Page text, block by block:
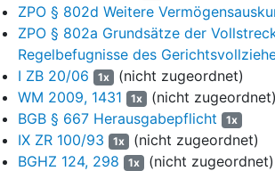
6 Die Schwärzung der gemäß § 802l Abs.
durch den Gerichtsvollzieher vom
Steuern erhobenen Kontodaten Dritter in
erteilenden Auskunft sei durch eine
Auslegung der Bestimmung des§ 802l
Grundrecht des Kontoinhabers
Selbstbestimmung stehe der Weitergabe
Daten entgegen.§ 802l ZPOstelle
ZPO § 802d Weitere
ZPO § 802a Grundsätze der
Regelbefugnisse des
I ZB 20/06 1x (nicht zugeordnet)
WM 2009, 1431
1x (nicht zugeordnet)
BGB § 667 Herausgabepflicht
1x
IX ZR 100/93 1x (nicht zugeordnet)
BGHZ 124, 298
1x (nicht zugeordnet)